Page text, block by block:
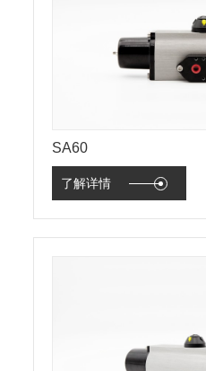
SA60
了解详情